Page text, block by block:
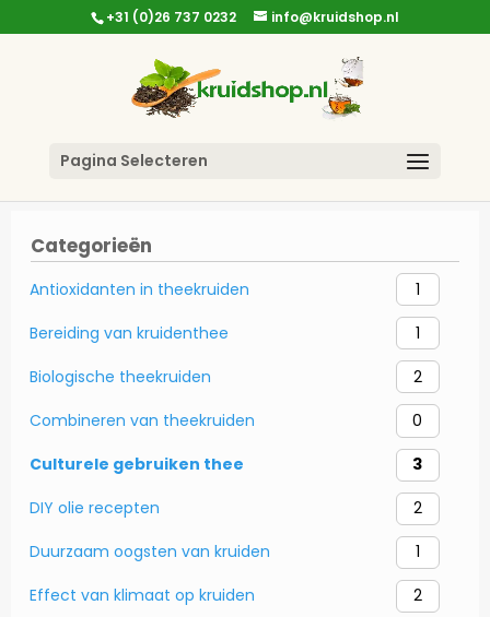
+31 (0)26 737 0232 info@kruidshop.nl
Pagina Selecteren
Categorieën
Antioxidanten in theekruiden 1
Bereiding van kruidenthee 1
Biologische theekruiden 2
Combineren van theekruiden 0
Culturele gebruiken thee 3
DIY olie recepten 2
Duurzaam oogsten van kruiden 1
Effect van klimaat op kruiden 2